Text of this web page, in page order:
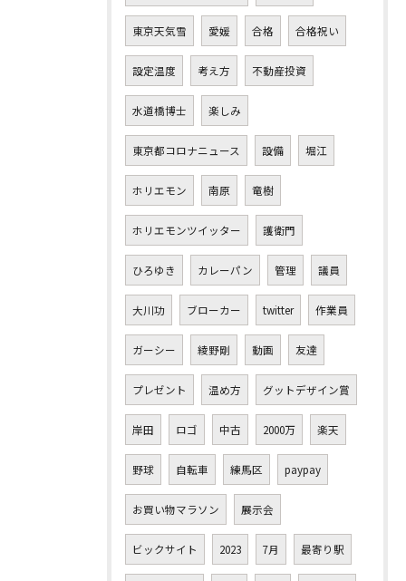
東京天気雪 愛媛 合格 合格祝い
設定温度 考え方 不動産投資
水道橋博士 楽しみ
東京都コロナニュース 設備 堀江
ホリエモン 南原 竜樹
ホリエモンツイッター 護衛門
ひろゆき カレーパン 管理 議員
大川功 ブローカー twitter 作業員
ガーシー 綾野剛 動画 友達
プレゼント 温め方 グットデザイン賞
岸田 ロゴ 中古 2000万 楽天
野球 自転車 練馬区 paypay
お買い物マラソン 展示会
ビックサイト 2023 7月 最寄り駅